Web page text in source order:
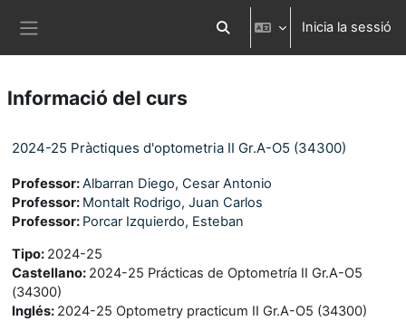
Commuta l'entrada de la cerca
Inicia la sessió
Informació del curs
2024-25 Pràctiques d'optometria II Gr.A-O5 (34300)
Professor:Albarran Diego, Cesar Antonio
Professor: Montalt Rodrigo, Juan Carlos
Professor: Porcar Izquierdo, Esteban
Tipo: 2024-25
Castellano: 2024-25 Prácticas de Optometría II Gr.A-O5
(34300)
Inglés: 2024-25 Optometry practicum II Gr.A-O5 (34300)